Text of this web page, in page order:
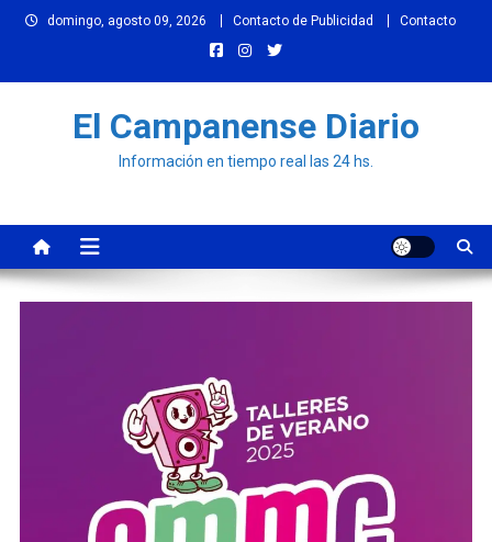
Skip
domingo, agosto 09, 2026 Contacto de Publicidad Contacto
El Campanense Diario
Información en tiempo real las 24 hs.